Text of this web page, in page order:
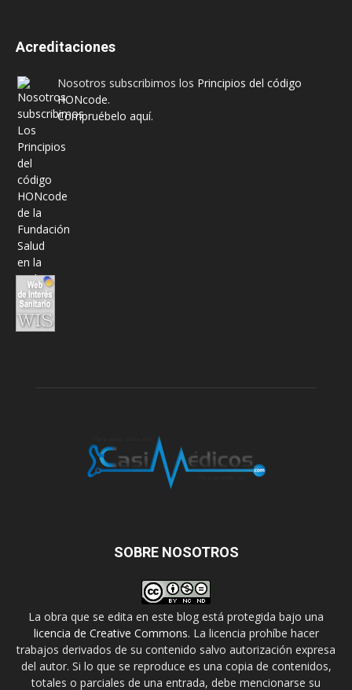
Acreditaciones
Nosotros subscribimos los Principios del código
HONcode.
Compruébelo aquí.
SOBRE NOSOTROS
La obra que se edita en este blog está protegida bajo una
licencia de Creative Commons. La licencia prohíbe hacer
trabajos derivados de su contenido salvo autorización expresa
del autor. Si lo que se reproduce es una copia de contenidos,
totales o parciales de una entrada, debe mencionarse su